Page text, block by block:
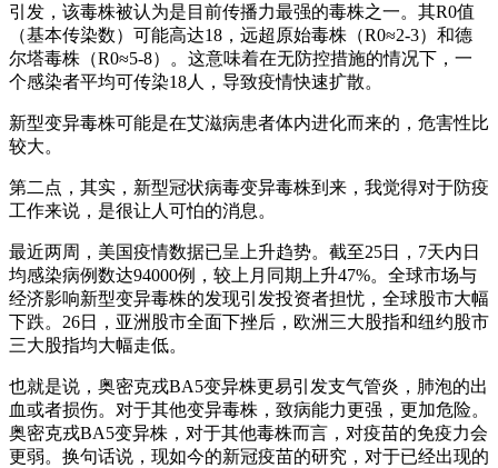
引发，该毒株被认为是目前传播力最强的毒株之一。其R0值
（基本传染数）可能高达18，远超原始毒株（R0≈2-3）和德
尔塔毒株（R0≈5-8）。这意味着在无防控措施的情况下，一
个感染者平均可传染18人，导致疫情快速扩散。
新型变异毒株可能是在艾滋病患者体内进化而来的，危害性比
较大。
第二点，其实，新型冠状病毒变异毒株到来，我觉得对于防疫
工作来说，是很让人可怕的消息。
最近两周，美国疫情数据已呈上升趋势。截至25日，7天内日
均感染病例数达94000例，较上月同期上升47%。全球市场与
经济影响新型变异毒株的发现引发投资者担忧，全球股市大幅
下跌。26日，亚洲股市全面下挫后，欧洲三大股指和纽约股市
三大股指均大幅走低。
也就是说，奥密克戎BA5变异株更易引发支气管炎，肺泡的出
血或者损伤。对于其他变异毒株，致病能力更强，更加危险。
奥密克戎BA5变异株，对于其他毒株而言，对疫苗的免疫力会
更弱。换句话说，现如今的新冠疫苗的研究，对于已经出现的